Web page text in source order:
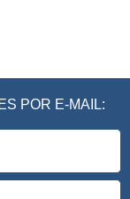
POR E-MAIL: